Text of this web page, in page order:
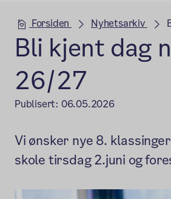
Hovedseksjon
Forsiden Nyhetsarkiv
Bli kjent dag
26/27
Publisert: 06.05.2026
Vi ønsker nye 8.
skole tirsdag 2.juni og